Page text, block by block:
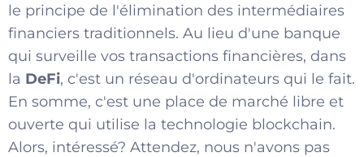
le principe de l'élimination des intermédiaires
financiers traditionnels. Au lieu d'une banque
qui surveille vos transactions financières, dans
la DeFi, c'est un réseau d'ordinateurs qui le fait.
En somme, c'est une place de marché libre et
ouverte qui utilise la technologie blockchain.
Alors, intéressé? Attendez, nous n'avons pas